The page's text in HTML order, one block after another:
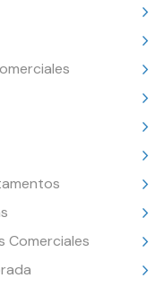
Comerciales